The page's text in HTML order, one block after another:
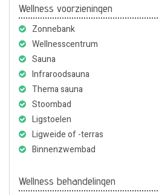
Wellness voorzieningen
Zonnebank
Wellnesscentrum
Sauna
Infraroodsauna
Thema sauna
Stoombad
Ligstoelen
Ligweide of -terras
Binnenzwembad
Wellness behandelingen